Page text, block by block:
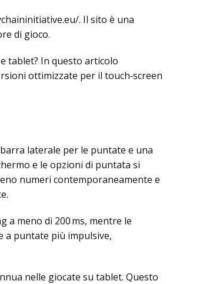
. Il sito è una
di gioco.
tablet? In questo articolo
ottimizzate per il touch‑screen
laterale per le puntate e una
e le opzioni di puntata si
numeri contemporaneamente e
a meno di 200 ms, mentre le
a puntate più impulsive,
nelle giocate su tablet. Questo